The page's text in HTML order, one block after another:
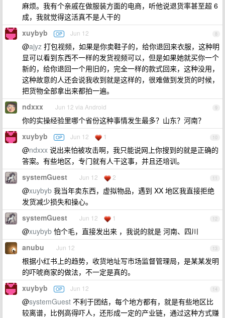
麻烦。我有个亲戚在做服装方面的电商，听他说退货率甚至超 6
成，我就觉得这活真不是人干的
8
xuybyb OP Jun 12
@ajyz 打包视频，如果是你卖鞋子的，给你退回来衣服，这种明
显可以看到东西不一样的发货视频可以，但是如果她就买你一个
新的，给你退回一个用旧的，完全一样的款式回来，这种没用，
这种故意的人还会说我收到就是这样的，很难做到发货的时候，
把货物全部拿出来都拍一遍。
9
ndxxx Jun 12 via Android
你的实操经验里哪个省份这种事情发生最多？山东？河南？
10
xuybyb OP Jun 12 1
@ndxxx 说出来怕被攻击啊，我只能说网上你搜到的就是正确的
答案。有些地区，专门就有人干这事，并且还培训。
11
systemGuest Jun 12 2
@xuybyb 我当年卖东西，虚拟物品，遇到 XX 地区我直接拒绝
发货减少损失和操心。
12
systemGuest Jun 12 1
@xuybyb 怕个毛，直接发出来 ，我说的就是 河南、四川
13
anubu Jun 12
根据小红书上的趋势，收货地址写市场监督管理局，是某某发明
的吓唬商家的做法，不一定是真的。
14
xuybyb OP Jun 12
@systemGuest 不利于团结，每个地方都有，就是有些地区比
较离谱，比例高得吓人，还形成一定的产业链，通过这种方式赚